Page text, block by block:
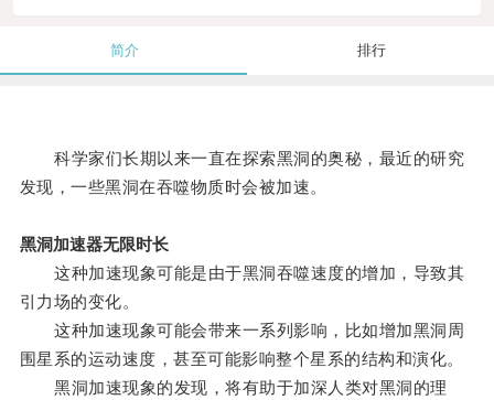
简介 排行
科学家们长期以来一直在探索黑洞的奥秘，最近的研究
发现，一些黑洞在吞噬物质时会被加速。
黑洞加速器无限时长
这种加速现象可能是由于黑洞吞噬速度的增加，导致其
引力场的变化。
这种加速现象可能会带来一系列影响，比如增加黑洞周
围星系的运动速度，甚至可能影响整个星系的结构和演化。
黑洞加速现象的发现，将有助于加深人类对黑洞的理